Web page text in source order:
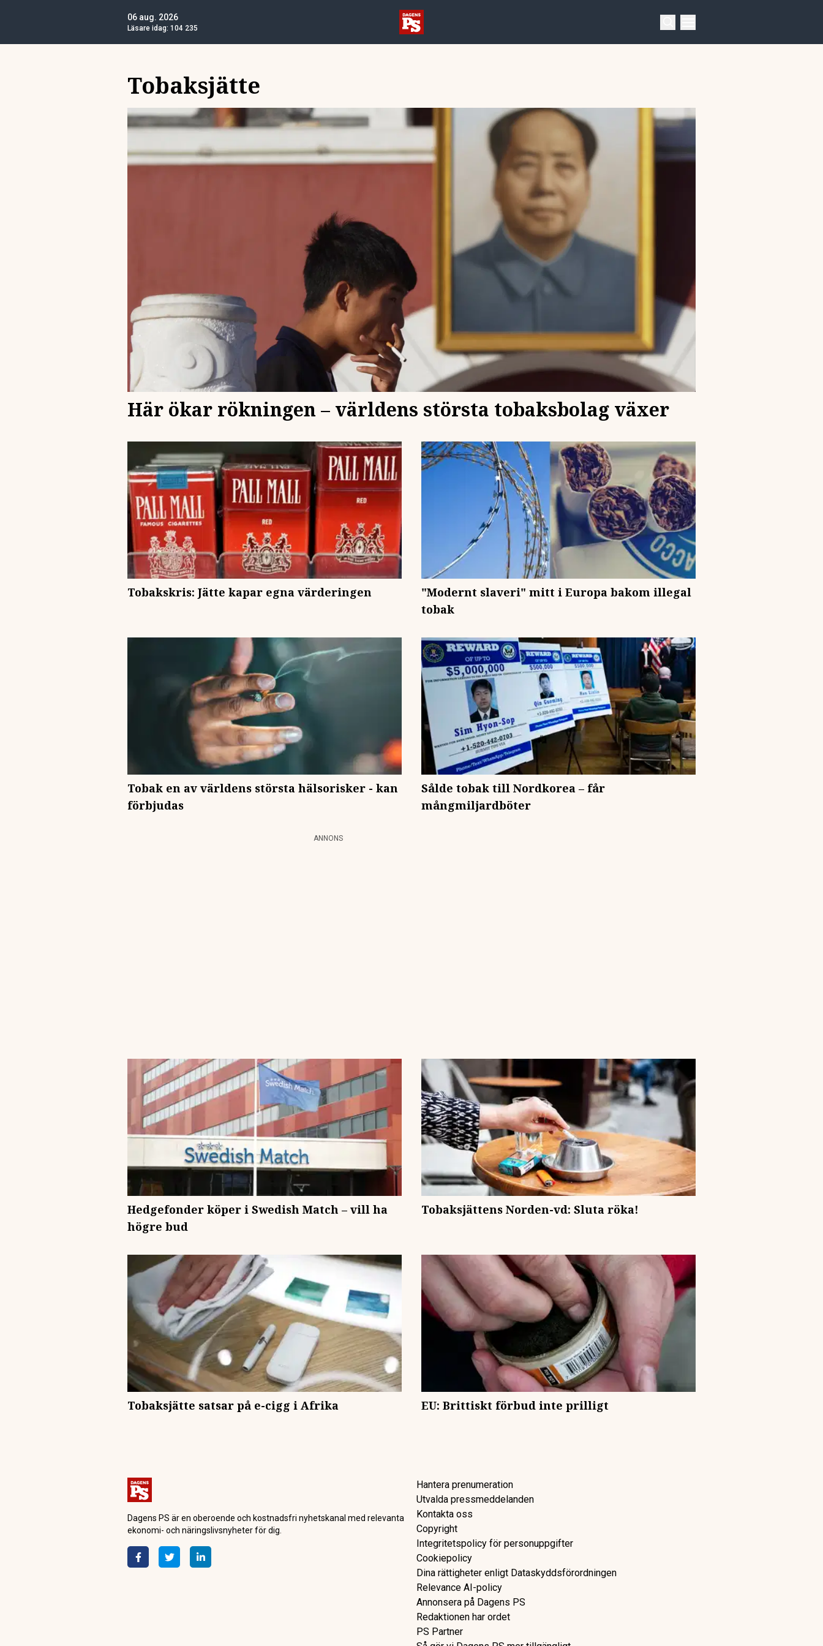
06 aug. 2026
Läsare idag: 104 235
Tobaksjätte
Här ökar rökningen – världens största tobaksbolag växer
Tobakskris: Jätte kapar egna värderingen
"Modernt slaveri" mitt i Europa bakom illegal
tobak
Tobak en av världens största hälsorisker - kan
förbjudas
Sålde tobak till Nordkorea – får
mångmiljardböter
ANNONS
Hedgefonder köper i Swedish Match – vill ha
högre bud
Tobaksjättens Norden-vd: Sluta röka!
Tobaksjätte satsar på e-cigg i Afrika EU: Brittiskt förbud inte prilligt
Dagens PS är en oberoende och kostnadsfri nyhetskanal med relevanta
ekonomi- och näringslivsnyheter för dig.
Hantera prenumeration
Utvalda pressmeddelanden
Kontakta oss
Copyright
Integritetspolicy för personuppgifter
Cookiepolicy
Dina rättigheter enligt Dataskyddsförordningen
Relevance AI-policy
Annonsera på Dagens PS
Redaktionen har ordet
PS Partner